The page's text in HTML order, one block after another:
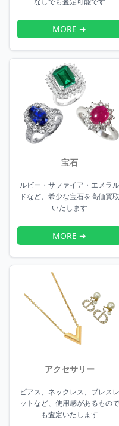
MORE ➜
宝石
ルビー・サファイア・エメラル
ドなど、希少な宝石を高価買取
いたします
MORE ➜
アクセサリー
ピアス、ネックレス、ブレスレ
ットなど、使用感があるもので
も査定いたします